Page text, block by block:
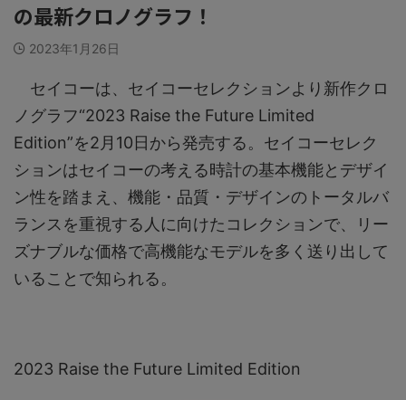
の最新クロノグラフ！
2023年1月26日
セイコーは、セイコーセレクションより新作クロ
ノグラフ“2023 Raise the Future Limited
Edition”を2月10日から発売する。セイコーセレク
ションはセイコーの考える時計の基本機能とデザイ
ン性を踏まえ、機能・品質・デザインのトータルバ
ランスを重視する人に向けたコレクションで、リー
ズナブルな価格で高機能なモデルを多く送り出して
いることで知られる。
2023 Raise the Future Limited Edition